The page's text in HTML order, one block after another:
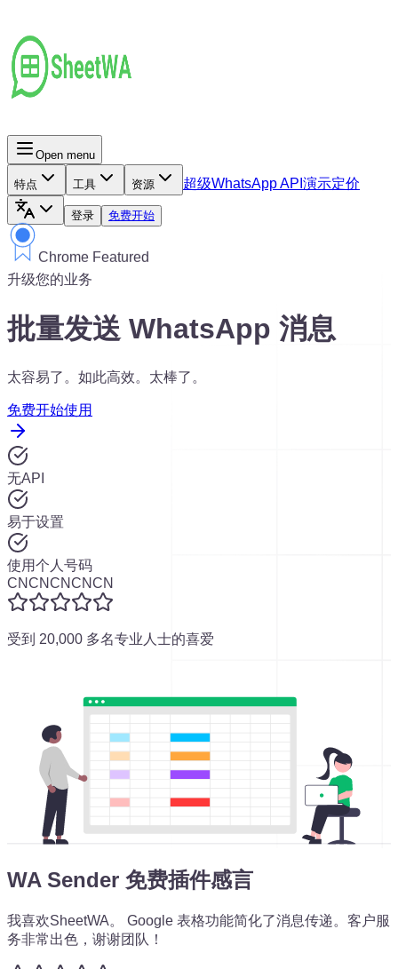
Open menu
特点 工具 资源 超级WhatsApp API 演示定价
登录 免费开始
Chrome Featured
升级您的业务
批量发送 WhatsApp 消息
太容易了。如此高效。太棒了。
免费开始使用
无API
易于设置
使用个人号码
CNCNCNCNCN
受到 20,000 多名专业人士的喜爱
WA Sender 免费插件感言
我喜欢SheetWA。 Google 表格功能简化了消息传递。 客户服
务非常出色，谢谢团队！